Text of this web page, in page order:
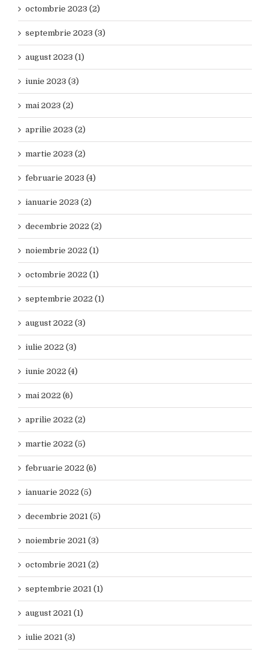
octombrie 2023 (2)
septembrie 2023 (3)
august 2023 (1)
iunie 2023 (3)
mai 2023 (2)
aprilie 2023 (2)
martie 2023 (2)
februarie 2023 (4)
ianuarie 2023 (2)
decembrie 2022 (2)
noiembrie 2022 (1)
octombrie 2022 (1)
septembrie 2022 (1)
august 2022 (3)
iulie 2022 (3)
iunie 2022 (4)
mai 2022 (6)
aprilie 2022 (2)
martie 2022 (5)
februarie 2022 (6)
ianuarie 2022 (5)
decembrie 2021 (5)
noiembrie 2021 (3)
octombrie 2021 (2)
septembrie 2021 (1)
august 2021 (1)
iulie 2021 (3)